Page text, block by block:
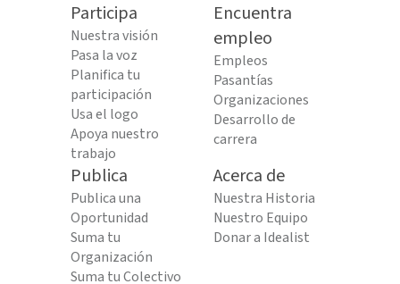
Participa
Nuestra visión
Pasa la voz
Planifica tu
participación
Usa el logo
Apoya nuestro
trabajo
Encuentra
empleo
Empleos
Pasantías
Organizaciones
Desarrollo de
carrera
Publica
Publica una
Oportunidad
Suma tu
Organización
Suma tu Colectivo
Acerca de
Nuestra Historia
Nuestro Equipo
Donar a Idealist